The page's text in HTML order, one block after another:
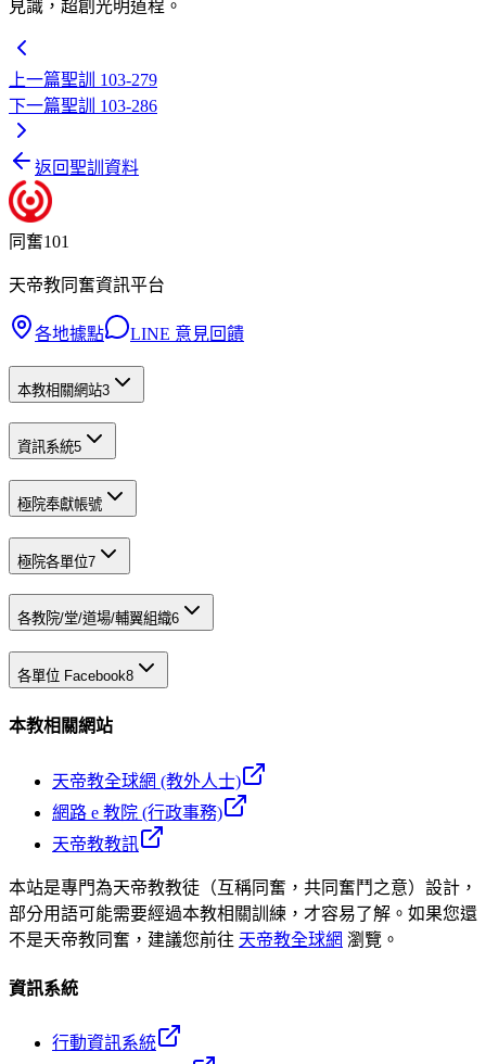
見識，超創光明道程。
上一篇聖訓 103-279
下一篇聖訓 103-286
返回聖訓資料
同奮101
天帝教同奮資訊平台
各地據點 LINE 意見回饋
本教相關網站3
資訊系統5
極院奉獻帳號
極院各單位7
各教院/堂/道場/輔翼組織6
各單位 Facebook8
本教相關網站
天帝教全球網 (教外人士)
網路 e 教院 (行政事務)
天帝教教訊
本站是專門為天帝教教徒（互稱同奮，共同奮鬥之意）設計，
部分用語可能需要經過本教相關訓練，才容易了解。如果您還
不是天帝教同奮，建議您前往 天帝教全球網 瀏覽。
資訊系統
行動資訊系統